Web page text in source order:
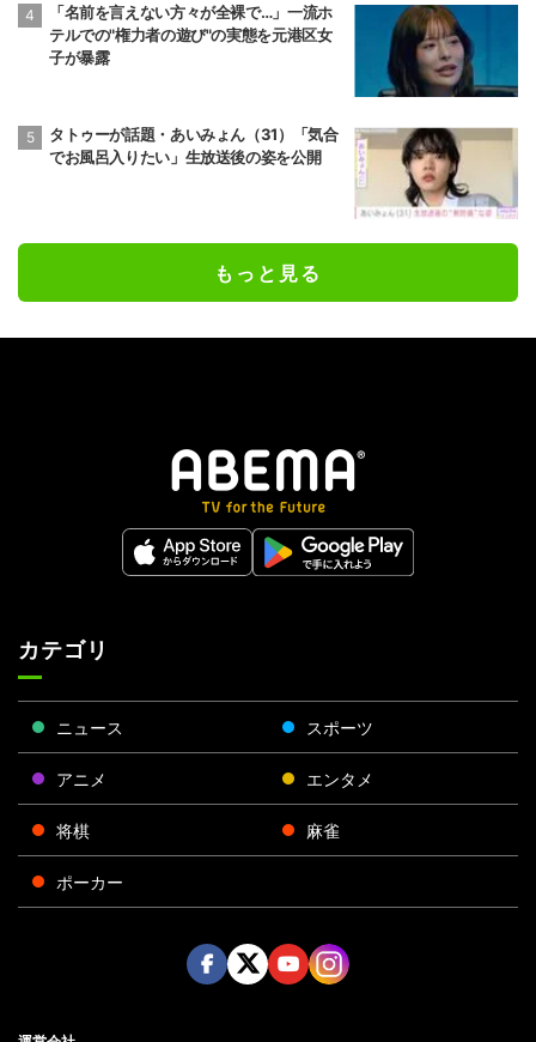
「名前を言えない方々が全裸で…」一流ホ
テルでの"権力者の遊び"の実態を元港区女
子が暴露
タトゥーが話題・あいみょん（31）「気合
でお風呂入りたい」生放送後の姿を公開
もっと見る
カテゴリ
ニュース スポーツ
アニメ エンタメ
将棋 麻雀
ポーカー